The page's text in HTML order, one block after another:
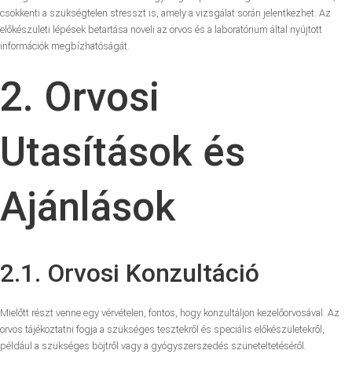
csökkenti a szükségtelen stresszt is, amely a vizsgálat során jelentkezhet. Az
előkészületi lépések betartása növeli az orvos és a laboratórium által nyújtott
információk megbízhatóságát.
2. Orvosi
Utasítások és
Ajánlások
2.1. Orvosi Konzultáció
Mielőtt részt venne egy vérvételen, fontos, hogy konzultáljon kezelőorvosával. Az
orvos tájékoztatni fogja a szükséges tesztekről és speciális előkészületekről,
például a szükséges böjtről vagy a gyógyszerszedés szüneteltetéséről.